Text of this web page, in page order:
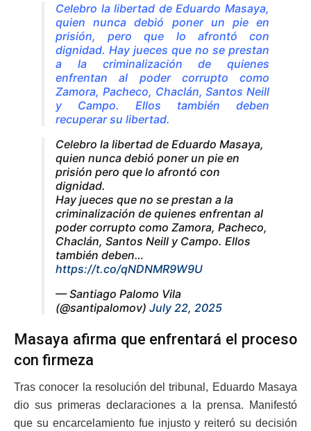
Celebro la libertad de Eduardo Masaya,
quien nunca debió poner un pie en
prisión, pero que lo afrontó con
dignidad. Hay jueces que no se prestan
a la criminalización de quienes
enfrentan al poder corrupto como
Zamora, Pacheco, Chaclán, Santos Neill
y Campo. Ellos también deben
recuperar su libertad.
Celebro la libertad de Eduardo Masaya,
quien nunca debió poner un pie en
prisión pero que lo afrontó con
dignidad.
Hay jueces que no se prestan a la
criminalización de quienes enfrentan al
poder corrupto como Zamora, Pacheco,
Chaclán, Santos Neill y Campo. Ellos
también deben…
https://t.co/qNDNMR9W9U
— Santiago Palomo Vila
(@santipalomov) July 22, 2025
Masaya afirma que enfrentará el proceso
con firmeza
Tras conocer la resolución del tribunal, Eduardo Masaya
dio sus primeras declaraciones a la prensa. Manifestó
que su encarcelamiento fue injusto y reiteró su decisión